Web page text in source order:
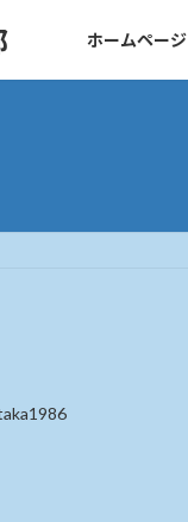
ホームページ